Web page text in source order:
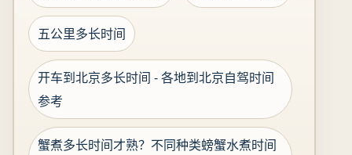
五公里多长时间
开车到北京多长时间 - 各地到北京自驾时间
参考
蟹煮多长时间才熟？不同种类螃蟹水煮时间